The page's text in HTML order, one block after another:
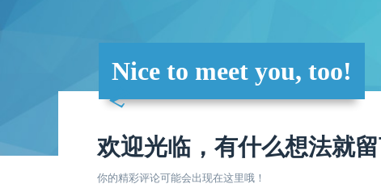
Nice to meet you, too!
欢迎光临，有什么想法就留
你的精彩评论可能会出现在这里哦！